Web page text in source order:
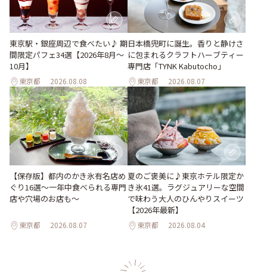
東京駅・銀座周辺で食べたい♪ 期
間限定パフェ34選【2026年8月～
10月】
東京都 2026.08.08
日本橋兜町に誕生。香りと静けさ
に包まれるクラフトハーブティー
専門店「TYNK Kabutocho」
東京都 2026.08.07
【保存版】都内のかき氷有名店め
ぐり16選～一年中食べられる専門
店や穴場のお店も～
東京都 2026.08.07
夏のご褒美に♪東京ホテル限定か
き氷41選。ラグジュアリーな空間
で味わう大人のひんやりスイーツ
【2026年最新】
東京都 2026.08.04